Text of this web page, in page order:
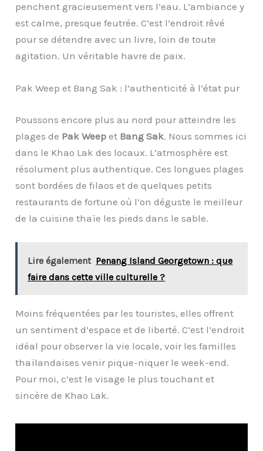
penchent gracieusement vers l’eau. L’ambiance y
est calme, presque feutrée. C’est l’endroit rêvé
pour se détendre avec un livre, loin de toute
agitation. Un véritable havre de paix.
Pak Weep et Bang Sak : l’authenticité à l’état pur
Poussons encore plus au nord pour atteindre les
plages de Pak Weep et Bang Sak. Nous sommes ici
dans le Khao Lak des locaux. L’atmosphère est
résolument plus authentique. Ces longues plages
sont bordées de filaos et de quelques petits
restaurants de fortune où l’on déguste le meilleur
de la cuisine thaïe les pieds dans le sable.
Lire également Penang Island Georgetown : que
faire dans cette ville culturelle ?
Moins fréquentées par les touristes, elles offrent
un sentiment d’espace et de liberté. C’est l’endroit
idéal pour observer la vie locale, voir les familles
thaïlandaises venir pique-niquer le week-end.
Pour moi, c’est le visage le plus touchant et
sincère de Khao Lak.